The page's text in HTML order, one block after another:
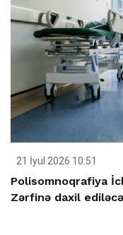
21 İyul 2026 10:51
Polisomnoqrafiya
Zərfinə daxil